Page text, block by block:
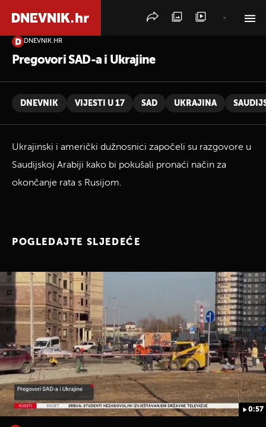
DNEVNIK.HR
Pregovori SAD-a i Ukrajine
DNEVNIK VIJESTI U 17 SAD UKRAJINA
Ukrajinski i američki dužnosnici započeli su razgovore u
Saudijskoj Arabiji kako bi pokušali pronaći način za
okončanje rata s Rusijom.
POGLEDAJTE SLJEDEĆE
0:57
PRETRAŽITE VIJESTI